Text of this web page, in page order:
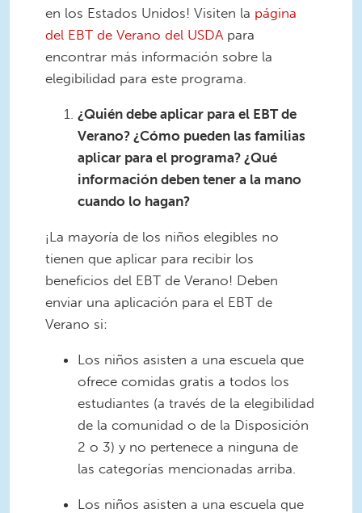
en los Estados Unidos! Visiten la página
del EBT de Verano del USDA para
encontrar más información sobre la
elegibilidad para este programa.
¿Quién debe aplicar para el EBT de
Verano? ¿Cómo pueden las familias
aplicar para el programa? ¿Qué
información deben tener a la mano
cuando lo hagan?
¡La mayoría de los niños elegibles no
tienen que aplicar para recibir los
beneficios del EBT de Verano! Deben
enviar una aplicación para el EBT de
Verano si:
Los niños asisten a una escuela que
ofrece comidas gratis a todos los
estudiantes (a través de la elegibilidad
de la comunidad o de la Disposición
2 o 3) y no pertenece a ninguna de
las categorías mencionadas arriba.
Los niños asisten a una escuela que